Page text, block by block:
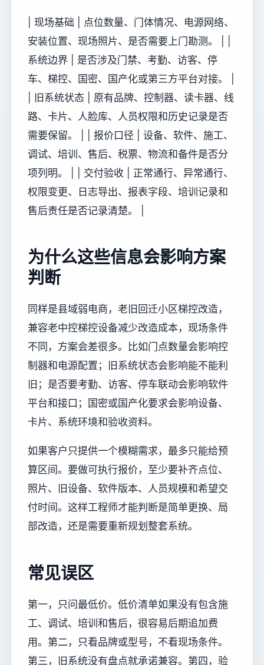
| 现场基础 | 点位数量、门体情况、电源网络、
安装位置、现场照片、是否需要上门勘测。 | |
系统边界 | 是否涉及门禁、考勤、访客、停
车、梯控、国密、国产化或第三方平台对接。 |
| 旧系统状态 | 原有品牌、控制器、读卡器、线
路、卡片、人脸库、人员权限和历史记录是否
需要保留。 | | 报价口径 | 设备、软件、施工、
调试、培训、售后、税票、物流和备件是否分
项列明。 | | 交付验收 | 正常通行、异常通行、
权限变更、日志导出、报表字段、培训记录和
售后责任是否记录清楚。 |
为什么这些信息会影响方案
判断
同样是县域弱电商，老旧回迁小区梯控改造，
兼容老中控梯控设备减少改造成本，现场条件
不同，方案会差很多。比如门点数量会影响控
制器和电源配置；旧系统状态会影响能不能利
旧；是否要考勤、访客、停车联动会影响软件
平台和接口；国密或国产化要求会影响设备、
卡片、系统环境和验收资料。
如果客户只提供一个模糊需求，最多只能给预
算区间。要做可执行报价，至少要补齐点位、
照片、旧设备、软件版本、人员规模和希望交
付时间。这样工程师才能判断是简单更换、局
部改造，还是需要重新规划整套系统。
常见误区
第一，只问最低价。低价清单如果没有包含施
工、调试、培训和售后，很容易后期追加费
用。第二，只看品牌或型号，不看现场条件。
第三，旧系统没有盘点就承诺兼容。第四，验